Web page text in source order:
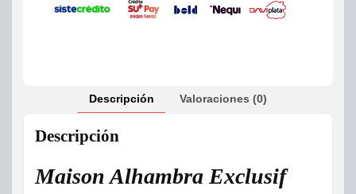
Descripción Valoraciones (0)
Descripción
Maison Alhambra Exclusif